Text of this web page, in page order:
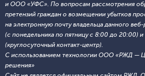
и ООО «УФС». По вопросам рассмотрения
претензий граждан о возмещении убытков
на электронную почту владельца данного
(с понедельника по пятницу с 8:00 до 20:00) и
(круглосуточный контакт-центр).
С использованием технологии ООО «РЖД —
решения»